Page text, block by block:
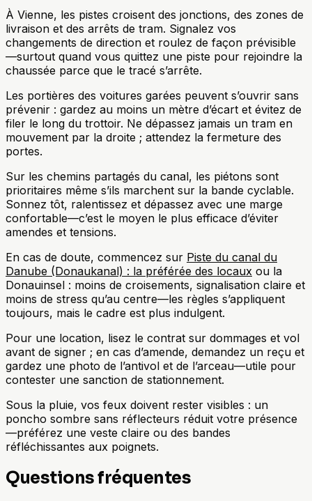
À Vienne, les pistes croisent des jonctions, des zones de
livraison et des arrêts de tram. Signalez vos
changements de direction et roulez de façon prévisible
—surtout quand vous quittez une piste pour rejoindre la
chaussée parce que le tracé s’arrête.
Les portières des voitures garées peuvent s’ouvrir sans
prévenir : gardez au moins un mètre d’écart et évitez de
filer le long du trottoir. Ne dépassez jamais un tram en
mouvement par la droite ; attendez la fermeture des
portes.
Sur les chemins partagés du canal, les piétons sont
prioritaires même s’ils marchent sur la bande cyclable.
Sonnez tôt, ralentissez et dépassez avec une marge
confortable—c’est le moyen le plus efficace d’éviter
amendes et tensions.
En cas de doute, commencez sur Piste du canal du
Danube (Donaukanal) : la préférée des locaux ou la
Donauinsel : moins de croisements, signalisation claire et
moins de stress qu’au centre—les règles s’appliquent
toujours, mais le cadre est plus indulgent.
Pour une location, lisez le contrat sur dommages et vol
avant de signer ; en cas d’amende, demandez un reçu et
gardez une photo de l’antivol et de l’arceau—utile pour
contester une sanction de stationnement.
Sous la pluie, vos feux doivent rester visibles : un
poncho sombre sans réflecteurs réduit votre présence
—préférez une veste claire ou des bandes
réfléchissantes aux poignets.
Questions fréquentes